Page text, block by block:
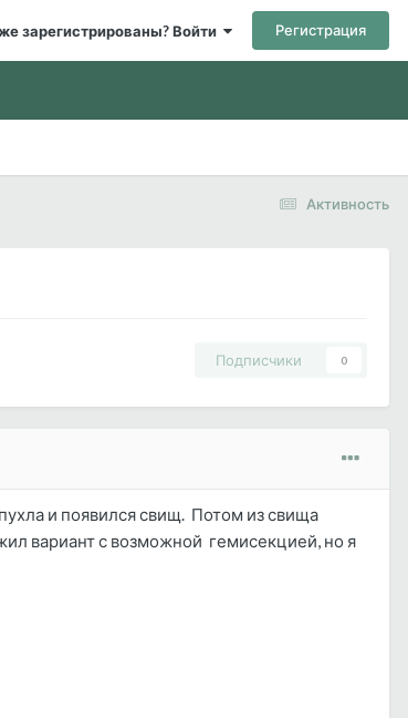
зарегистрированы? Войти Регистрация
Активность
Подписчики 0
и появился свищ. Потом из свища
вариант с возможной гемисекцией, но я